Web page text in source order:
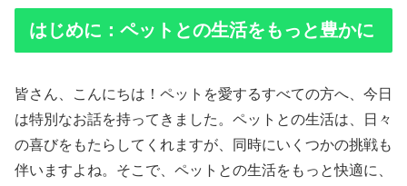
はじめに：ペットとの生活をもっと豊かに
皆さん、こんにちは！ペットを愛するすべての方へ、今日
は特別なお話を持ってきました。ペットとの生活は、日々
の喜びをもたらしてくれますが、同時にいくつかの挑戦も
伴いますよね。そこで、ペットとの生活をもっと快適に、